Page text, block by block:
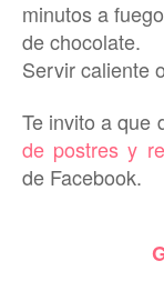
minutos a
de chocolate.
Servir caliente
Te invito a que
de postres y re
de Facebook.